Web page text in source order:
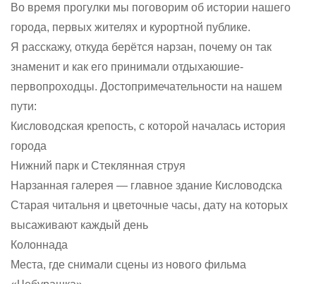
Во время прогулки мы поговорим об истории нашего
города, первых жителях и курортной публике.
Я расскажу, откуда берётся нарзан, почему он так
знаменит и как его принимали отдыхаюшие-
первопроходцы. Достопримечательности на нашем
пути:
Кисловодская крепость, с которой началась история
города
Нижний парк и Стеклянная струя
Нарзанная галерея — главное здание Кисловодска
Старая читальня и цветочные часы, дату на которых
высаживают каждый день
Колоннада
Места, где снимали сцены из нового фильма